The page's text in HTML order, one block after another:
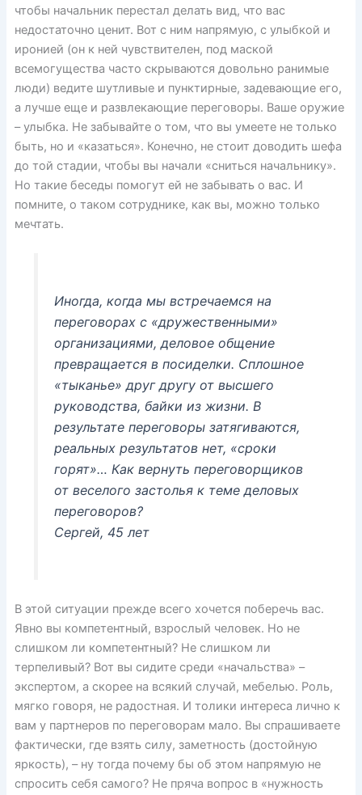
чтобы начальник перестал делать вид, что вас
недостаточно ценит. Вот с ним напрямую, с улыбкой и
иронией (он к ней чувствителен, под маской
всемогущества часто скрываются довольно ранимые
люди) ведите шутливые и пунктирные, задевающие его,
а лучше еще и развлекающие переговоры. Ваше оружие
– улыбка. Не забывайте о том, что вы умеете не только
быть, но и «казаться». Конечно, не стоит доводить шефа
до той стадии, чтобы вы начали «сниться начальнику».
Но такие беседы помогут ей не забывать о вас. И
помните, о таком сотруднике, как вы, можно только
мечтать.
Иногда, когда мы встречаемся на
переговорах с «дружественными»
организациями, деловое общение
превращается в посиделки. Сплошное
«тыканье» друг другу от высшего
руководства, байки из жизни. В
результате переговоры затягиваются,
реальных результатов нет, «сроки
горят»… Как вернуть переговорщиков
от веселого застолья к теме деловых
переговоров?
Сергей, 45 лет
В этой ситуации прежде всего хочется поберечь вас.
Явно вы компетентный, взрослый человек. Но не
слишком ли компетентный? Не слишком ли
терпеливый? Вот вы сидите среди «начальства» –
экспертом, а скорее на всякий случай, мебелью. Роль,
мягко говоря, не радостная. И толики интереса лично к
вам у партнеров по переговорам мало. Вы спрашиваете
фактически, где взять силу, заметность (достойную
яркость), – ну тогда почему бы об этом напрямую не
спросить себя самого? Не пряча вопрос в «нужность